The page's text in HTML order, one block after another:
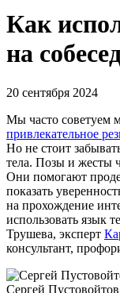
Как
на
20 сентября 2024
Мы часто советуем
привлекательное
Но не стоит
тела. Позы и жесты
Они помогают
показать
на прохождение
использовать язык
Трушева, эксперт
консультант,
Сергей Пустовойтов